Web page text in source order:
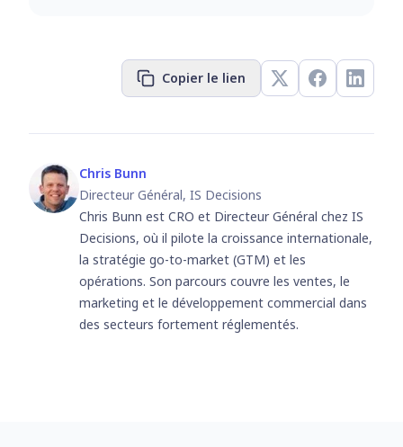
Copier le lien
Chris Bunn
Directeur Général, IS Decisions
Chris Bunn est CRO et Directeur Général chez IS
Decisions, où il pilote la croissance internationale,
la stratégie go-to-market (GTM) et les
opérations. Son parcours couvre les ventes, le
marketing et le développement commercial dans
des secteurs fortement réglementés.